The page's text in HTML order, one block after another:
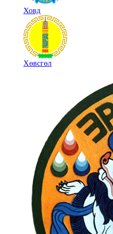
Ховд
Хөвсгөл